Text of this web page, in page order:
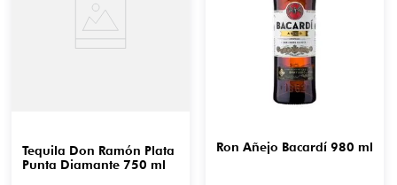
Tequila Don Ramón Plata
Punta Diamante 750 ml
Ron Añejo Bacardí 980 ml